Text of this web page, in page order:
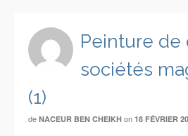
Peinture
sociétés
(1)
de NACEUR BEN CHEIKH on 18 FÉVRIER